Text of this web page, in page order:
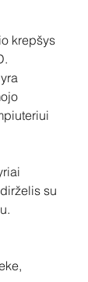
krepšys
su